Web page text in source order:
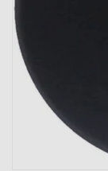
ons
goede
verschil